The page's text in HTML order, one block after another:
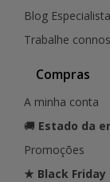
Blog Especialista
Trabalhe
Compras
A minha conta
🚚 Estado da
Promoções
★ Black